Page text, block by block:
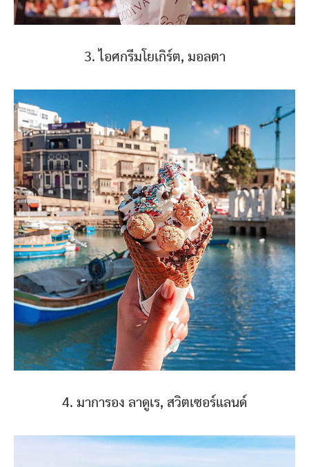
3. ไอศกรีมโยเกิร์ต, มอลตา
4. มาการอง ลาดูเร, สวิตเซอร์แลนด์